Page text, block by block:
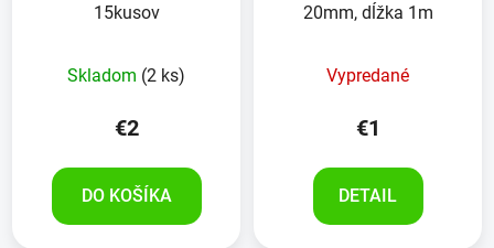
15kusov
Skladom (2 ks)
€2
DO KOŠÍKA
20mm, dĺžka 1m
Vypredané
€1
DETAIL